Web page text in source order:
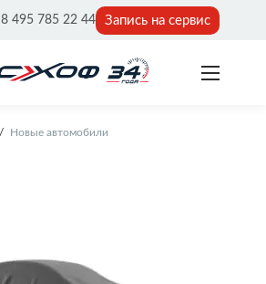
8 495 785 22 44 Запись на сервис
Новые автомобили